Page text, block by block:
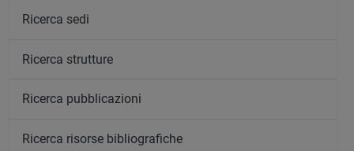
Ricerca sedi
Ricerca strutture
Ricerca pubblicazioni
Ricerca risorse bibliografiche